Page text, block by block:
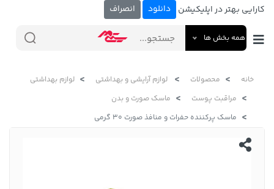
کارایی بهتر در اپلیکیشن دانلود انصراف
همه بخش ها
خانه محصولات لوازم آرایشی و بهداشتی
لوازم بهداشتی
مراقبت پوست
ماسک صورت و بدن
ماسک پرکننده حفرات و منافذ صورت 30 گرمی